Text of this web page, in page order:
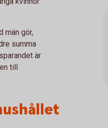
män gör,
summa
är
till